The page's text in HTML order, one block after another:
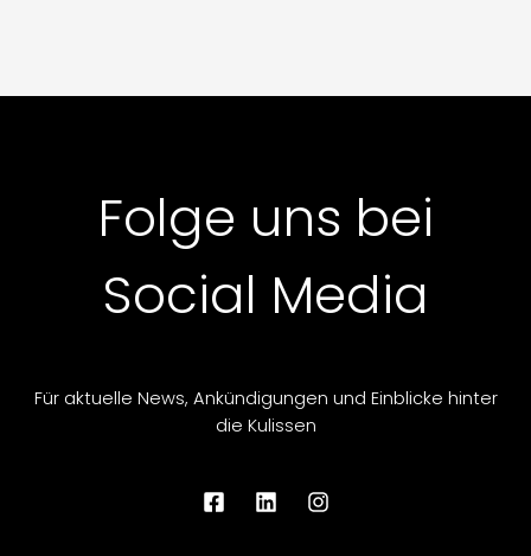
Folge uns bei
Social Media
Für aktuelle News, Ankündigungen und Einblicke hinter
die Kulissen